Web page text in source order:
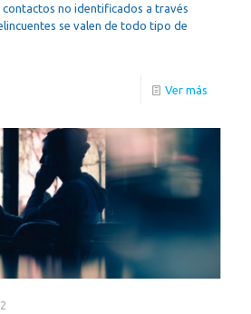
contactos no identificados a través
se valen de todo tipo de
Ver más